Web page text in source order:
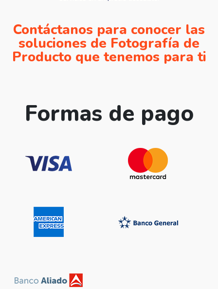
Contáctanos para conocer las
soluciones de Fotografía de
Producto que tenemos para ti
Formas de pago